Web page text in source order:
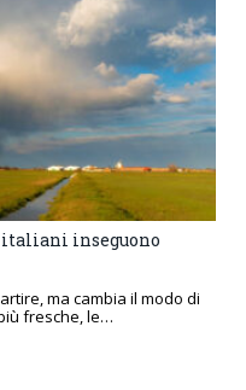
italiani inseguono
ma cambia il modo di
fresche, le…